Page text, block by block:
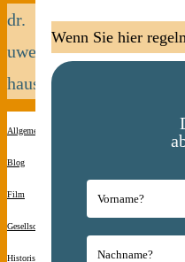
dr.
uwe
hausmann
Allgemein
Blog
Film
Gesellschaft
Historisches
Wenn Sie hier